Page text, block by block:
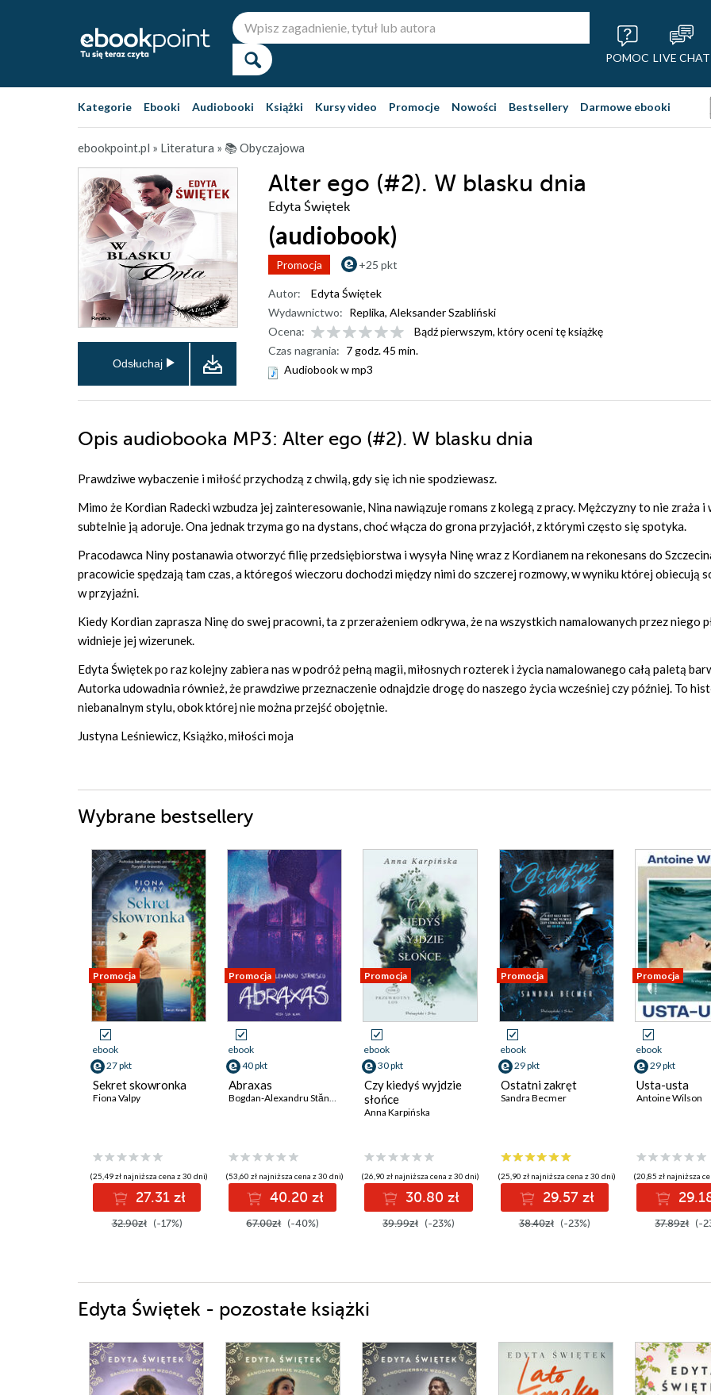
POMOC LIVE CHAT
Kategorie Ebooki Audiobooki Książki Kursy video Promocje Nowości Bestsellery Darmowe ebooki
ebookpoint.pl » Literatura » 📚 Obyczajowa
Alter ego (#2). W blasku dnia
Edyta Świętek
(audiobook)
Promocja +25 pkt
Odsłuchaj
Autor:
Edyta Świętek
Wydawnictwo: Replika, Aleksander Szabliński
Ocena:
Bądź pierwszym, który oceni tę książkę
Czas nagrania: 7 godz. 45 min.
Audiobook w mp3
Opis audiobooka MP3: Alter ego (#2). W blasku dnia
Prawdziwe wybaczenie i miłość przychodzą z chwilą, gdy się ich nie spodziewasz.
Mimo że Kordian Radecki wzbudza jej zainteresowanie, Nina nawiązuje romans z kolegą z pracy. Mężczyzny to nie zraża i
subtelnie ją adoruje. Ona jednak trzyma go na dystans, choć włącza do grona przyjaciół, z którymi często się spotyka.
Pracodawca Niny postanawia otworzyć filię przedsiębiorstwa i wysyła Ninę wraz z Kordianem na rekonesans do
pracowicie spędzają tam czas, a któregoś wieczoru dochodzi między nimi do szczerej rozmowy, w wyniku której obiecują
w przyjaźni.
Kiedy Kordian zaprasza Ninę do swej pracowni, ta z przerażeniem odkrywa, że na wszystkich namalowanych przez niego
widnieje jej wizerunek.
Edyta Świętek po raz kolejny zabiera nas w podróż pełną magii, miłosnych rozterek i życia namalowanego całą paletą
Autorka udowadnia również, że prawdziwe przeznaczenie odnajdzie drogę do naszego życia wcześniej czy później. To
niebanalnym stylu, obok której nie można przejść obojętnie.
Justyna Leśniewicz, Książko, miłości moja
Wybrane bestsellery
Promocja
ebook
27 pkt
Sekret skowronka
Fiona Valpy
(25,49 zł najniższa cena z 30 dni)
27.31 zł
32.90zł (-17%)
Promocja
ebook
40 pkt
Abraxas
Bogdan-Alexandru Stănescu
(53,60 zł najniższa cena z 30 dni)
40.20 zł
67.00zł (-40%)
Promocja
ebook
30 pkt
Czy kiedyś wyjdzie
słońce
Anna Karpińska
(26,90 zł najniższa cena z 30 dni)
30.80 zł
39.99zł (-23%)
Promocja
ebook
29 pkt
Ostatni zakręt
Sandra Becmer
(25,90 zł najniższa cena z 30 dni)
29.57 zł
38.40zł (-23%)
Promocja
ebook
29 pkt
Usta-usta
Antoine Wilson
(20,85 zł najniższa
37.89zł (-
Edyta Świętek - pozostałe książki